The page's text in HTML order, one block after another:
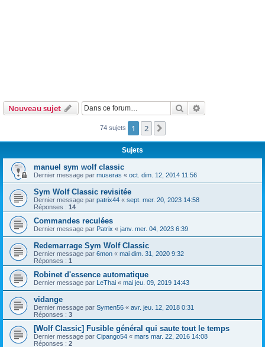
Nouveau sujet Rechercher
74 sujets 1 2
Sujets
manuel sym wolf classic
Dernier message par museras « oct. dim. 12, 2014 11:56
Sym Wolf Classic revisitée
Dernier message par patrix44 « sept. mer. 20, 2023 14:58
Réponses : 14
Commandes reculées
Dernier message par Patrix « janv. mer. 04, 2023 6:39
Redemarrage Sym Wolf Classic
Dernier message par 6mon « mai dim. 31, 2020 9:32
Réponses : 1
Robinet d'essence automatique
Dernier message par LeThai « mai jeu. 09, 2019 14:43
vidange
Dernier message par Symen56 « avr. jeu. 12, 2018 0:31
Réponses : 3
[Wolf Classic] Fusible général qui saute tout le temps
Dernier message par Cipango54 « mars mar. 22, 2016 14:08
Réponses : 2